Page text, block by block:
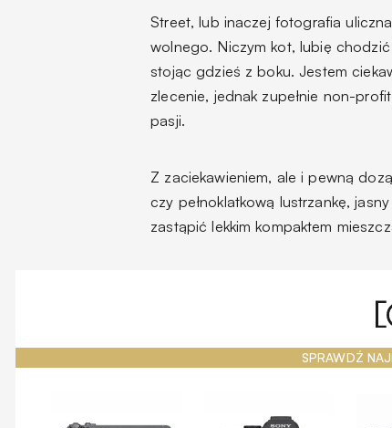
Street, lub inaczej fotografia
wolnego. Niczym kot, lubię
stojąc gdzieś z boku. Jestem
zlecenie, jednak zupełnie non-
pasji.
Z zaciekawieniem, ale i pewną
czy pełnoklatkową lustrzankę,
zastąpić lekkim kompaktem
SPRAWDŹ